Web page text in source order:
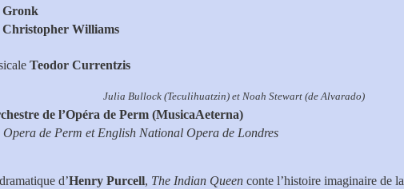
Gronk
Christopher Williams
Teodor Currentzis
(Teculihuatzin) et Noah Stewart (de Alvarado)
de l’Opéra de Perm (MusicaAeterna)
de Perm et English National Opera de Londres
d’Henry Purcell, The Indian Queen conte l’histoire imaginaire de la